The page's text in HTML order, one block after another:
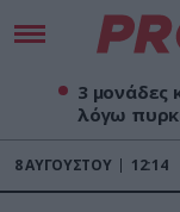
3 μονάδες
λόγω
8ΑΥΓΟΎΣΤΟΥ 12:14